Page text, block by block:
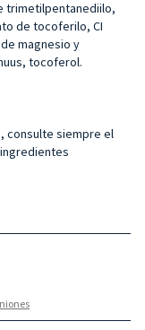
trimetilpentanediilo,
de tocoferilo, CI
magnesio y
tocoferol.
consulte siempre el